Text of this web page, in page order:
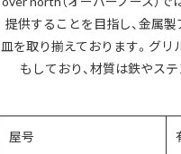
提供することを目指し、金属
皿を取り揃えております。グリ
もしており、材質は鉄やス
屋号